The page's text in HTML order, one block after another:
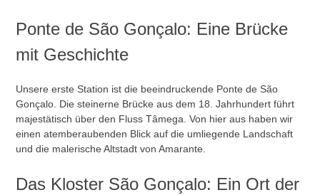
Ponte de São Gonçalo: Eine Brücke
mit Geschichte
Unsere erste Station ist die beeindruckende Ponte de São
Gonçalo. Die steinerne Brücke aus dem 18. Jahrhundert führt
majestätisch über den Fluss Tâmega. Von hier aus haben wir
einen atemberaubenden Blick auf die umliegende Landschaft
und die malerische Altstadt von Amarante.
Das Kloster São Gonçalo: Ein Ort der